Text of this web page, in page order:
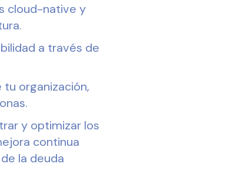
cloud-native y
a través de
organización,
y optimizar los
continua
la deuda